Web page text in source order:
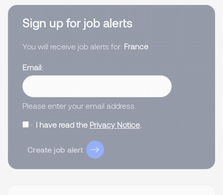
Sign up for job alerts
You will receive job alerts for: France
Email
Please enter your email address.
I have read the Privacy Notice
Create job alert